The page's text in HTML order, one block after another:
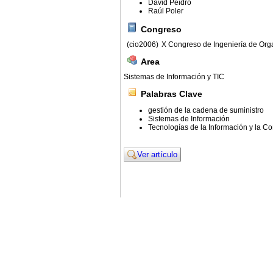
David Peidro
Raúl Poler
Congreso
(cio2006) X Congreso de Ingeniería de
Area
Sistemas de Información y TIC
Palabras Clave
gestión de la cadena de suministro
Sistemas de Información
Tecnologías de la Información y la
Ver artículo